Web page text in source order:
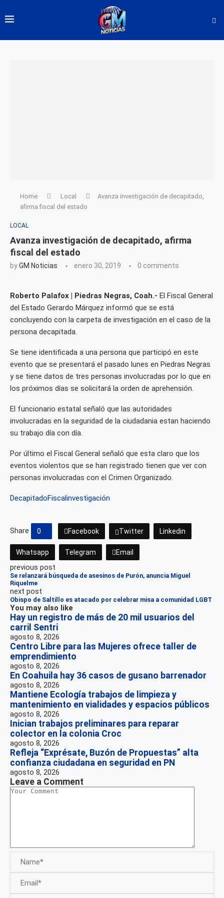
Home Local
Avanza investigación de decapitado,
afirma fiscal del estado
LOCAL
Avanza investigación de decapitado, afirma
fiscal del estado
byGM Noticias enero 30, 2019 0 comments
Roberto Palafox | Piedras Negras, Coah.- El Fiscal General
del Estado Gerardo Márquez informó que se está
concluyendo con la carpeta de investigación en el caso de la
persona decapitada.
Se tiene identificada a una persona que participó en este
evento que se presentará el pasado lunes en Piedras Negras
y se tiene datos de tres personas involucradas por lo que en
los próximos días se solicitará la orden de aprehensión.
El funcionario estatal señaló que las autoridades
involucradas en la seguridad de la ciudadania estan haciendo
su trabajo día con día.
Por último el Fiscal General señaló que esta claro que los
eventos violentos que se han registrado tienen que ver con
personas involucradas con el Crimen Organizado.
DecapitadoFiscalinvestigación
Share 0 Facebook Twitter Linkedin
Whatsapp Telegram Email
previous post
Se relanzará búsqueda de asesinos de Purón, anuncia Miguel
Riquelme
next post
Obispo de Saltillo es atacado por celebrar misa a comunidad LGBT
You may also like
Hay un registro de más de 20 mil usuarios del
carril Sentri
agosto 8, 2026
Centro Libre para las Mujeres ofrece taller de
emprendimiento
agosto 8, 2026
En Coahuila hay 36 casos de gusano barrenador
agosto 8, 2026
Mantiene Ecología trabajos de limpieza y
mantenimiento en vialidades y espacios públicos
agosto 8, 2026
Inician trabajos preliminares para reparar
colector en la colonia Croc
agosto 8, 2026
Refleja “Exprésate, Buzón de Propuestas” alta
confianza ciudadana en seguridad en PN
agosto 8, 2026
Leave a Comment